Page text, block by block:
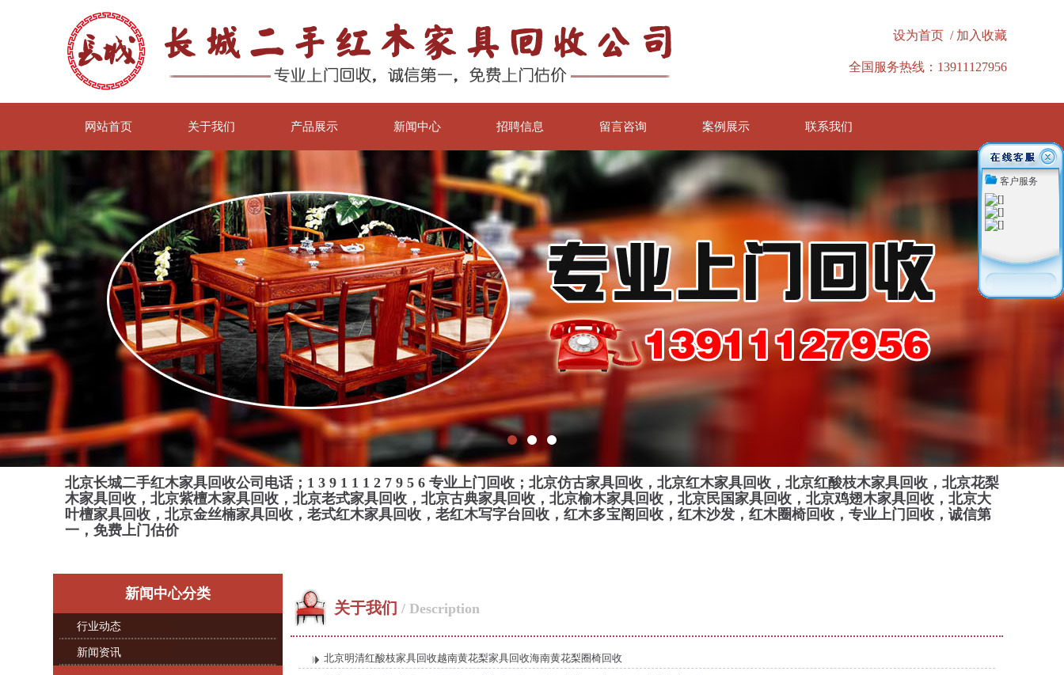
设为首页 / 加入收藏
全国服务热线：13911127956
网站首页 关于我们 产品展示 新闻中心 招聘信息 留言咨询 案例展示 联系我们
北京长城二手红木家具回收公司电话； 1 3 9 1 1 1 2 7 9 5 6 专业上门回收；北京仿古家具回收，北京红木家具回收，北京红酸枝木家具回收，北京花梨
木家具回收，北京紫檀木家具回收，北京老式家具回收，北京古典家具回收，北京榆木家具回收，北京民国家具回收，北京鸡翅木家具回收，北京大
叶檀家具回收，北京金丝楠家具回收，老式红木家具回收，老红木写字台回收，红木多宝阁回收，红木沙发，红木圈椅回收，专业上门回收，诚信第
一，免费上门估价
新闻中心分类
行业动态
新闻资讯
关于我们 / Description
北京明清红酸枝家具回收越南黄花梨家具回收海南黄花梨圈椅回收
客户服务